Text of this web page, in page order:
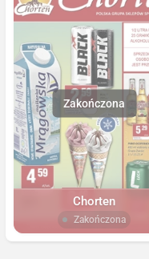
Chorten
Zakończona